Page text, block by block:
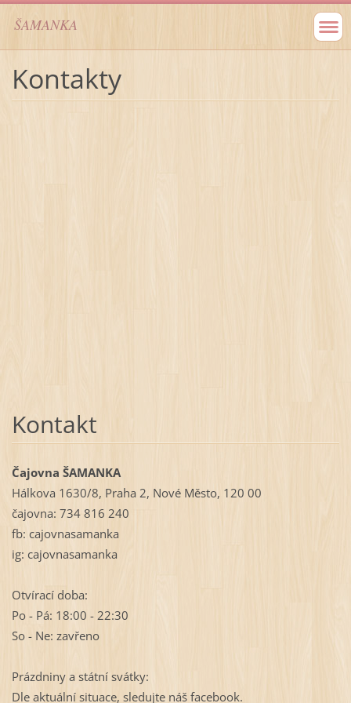
ŠAMANKA
Kontakty
Kontakt
Čajovna ŠAMANKA
Hálkova 1630/8, Praha 2, Nové Město, 120 00
čajovna: 734 816 240
fb: cajovnasamanka
ig: cajovnasamanka
Otvírací doba:
Po - Pá: 18:00 - 22:30
So - Ne: zavřeno
Prázdniny a státní svátky:
Dle aktuální situace, sledujte náš facebook.